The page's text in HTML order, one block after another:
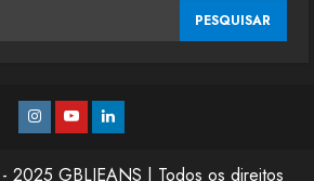
Instagram
YoutubeLinkedin
GBLJEANS | Todos os direitos